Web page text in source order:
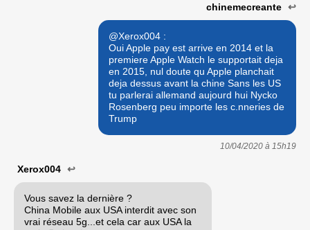
chinemecreante ↩
@Xerox004 :
Oui Apple pay est arrive en 2014 et la
premiere Apple Watch le supportait deja
en 2015, nul doute qu Apple planchait
deja dessus avant la chine Sans les US
tu parlerai allemand aujourd hui Nycko
Rosenberg peu importe les c.nneries de
Trump
10/04/2020 à 15h19
Xerox004 ↩
Vous savez la dernière ?
China Mobile aux USA interdit avec son
vrai réseau 5g...et cela car aux USA la